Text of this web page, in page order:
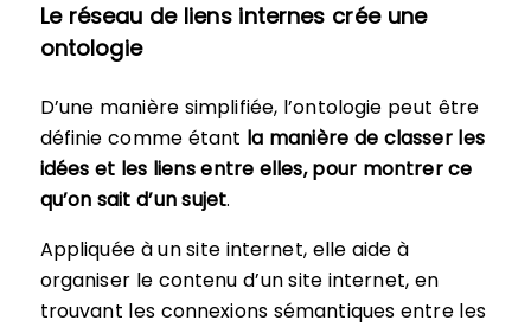
Le réseau de liens internes crée une
ontologie
D’une manière simplifiée, l’ontologie peut être
définie comme étant la manière de classer les
idées et les liens entre elles, pour montrer ce
qu’on sait d’un sujet.
Appliquée à un site internet, elle aide à
organiser le contenu d’un site internet, en
trouvant les connexions sémantiques entre les